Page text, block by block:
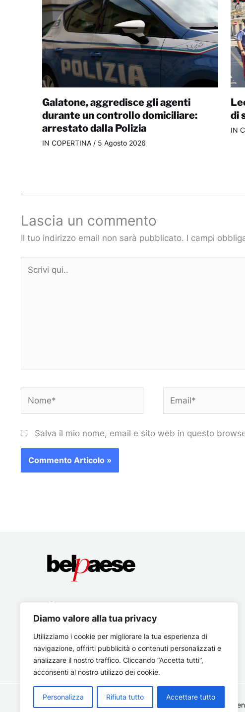
Diamo valore alla tua privacy
Utilizziamo i cookie per migliorare la tua esperienza di
navigazione, offrirti pubblicità o contenuti personalizzati e
analizzare il nostro traffico. Cliccando “Accetta tutti”,
acconsenti al nostro utilizzo dei cookie.
Personalizza Rifiuta tutto Accettare tutto
Galatone, aggredisce gli agenti
durante un controllo domiciliare:
arrestato dalla Polizia
IN COPERTINA/ 5 Agosto 2026
di
IN
Lascia un commento
Il tuo indirizzo email non sarà pubblicato. I campi
qui..
Salva il mio nome, email e sito web in questo
Copyright © 2026 Belpaese | Periodico d'informazione del